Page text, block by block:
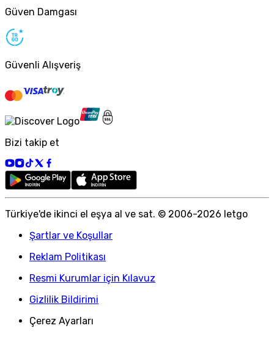
Güven Damgası
Güvenli Alışveriş
Bizi takip et
Türkiye'de ikinci el eşya al ve sat. © 2006-2026 letgo
Şartlar ve Koşullar
Reklam Politikası
Resmi Kurumlar için Kılavuz
Gizlilik Bildirimi
Çerez Ayarları